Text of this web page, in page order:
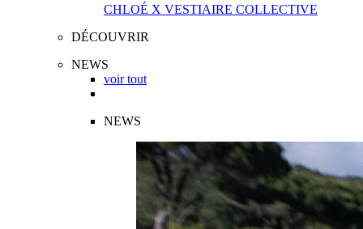
CHLOÉ X VESTIAIRE COLLECTIVE
DÉCOUVRIR
NEWS
voir tout
NEWS